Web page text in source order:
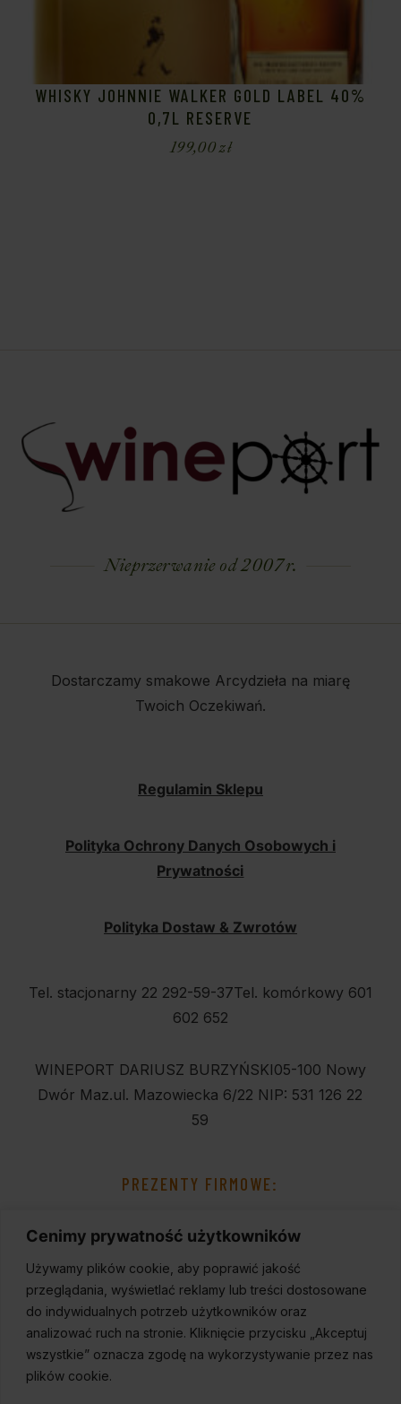
Cenimy prywatność użytkowników
Używamy plików cookie, aby poprawić jakość
przeglądania, wyświetlać reklamy lub treści dostosowane
do indywidualnych potrzeb użytkowników oraz
analizować ruch na stronie. Kliknięcie przycisku „Akceptuj
wszystkie” oznacza zgodę na wykorzystywanie przez nas
plików cookie.
WHISKY JOHNNIE WALKER GOLD LABEL 40%
0,7L RESERVE
199,00zł
Nieprzerwanie od 2007 r.
Dostarczamy smakowe Arcydzieła na miarę
Twoich Oczekiwań.
Regulamin Sklepu
Polityka Ochrony Danych Osobowych i
Prywatności
Polityka Dostaw & Zwrotów
Tel. stacjonarny 22 292-59-37Tel. komórkowy 601
602 652
WINEPORT DARIUSZ BURZYŃSKI05-100 Nowy
Dwór Maz.ul. Mazowiecka 6/22 NIP: 531 126 22
59
PREZENTY FIRMOWE: